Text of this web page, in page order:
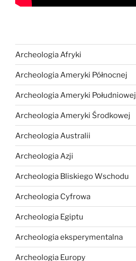
Archeologia Afryki
Archeologia Ameryki Północnej
Archeologia Ameryki Południowej
Archeologia Ameryki Środkowej
Archeologia Australii
Archeologia Azji
Archeologia Bliskiego Wschodu
Archeologia Cyfrowa
Archeologia Egiptu
Archeologia eksperymentalna
Archeologia Europy